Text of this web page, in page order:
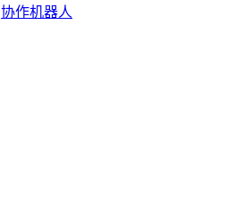
协作机器人